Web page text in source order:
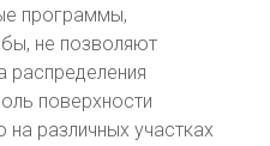
программы,
не позволяют
распределения
поверхности
различных участках